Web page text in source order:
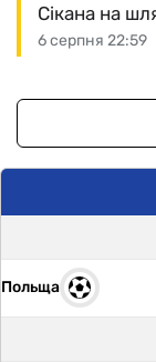
6 серпня 22:59
Сікана на
Польща